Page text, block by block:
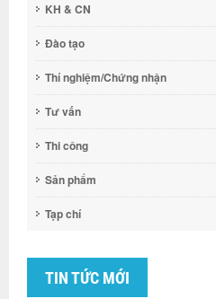
KH & CN
Đào tạo
Thí nghiệm/Chứng nhận
Tư vấn
Thi công
Sản phẩm
Tạp chí
TIN TỨC MỚI